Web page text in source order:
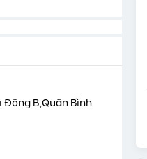
Đông B,Quận Bình